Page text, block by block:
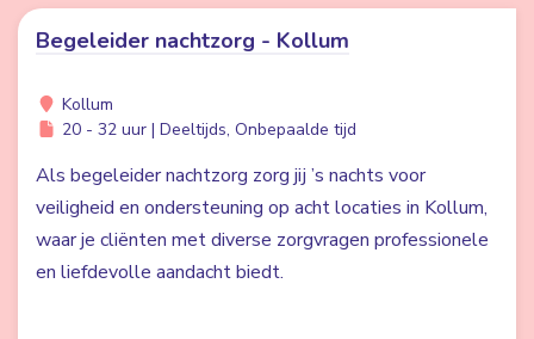
Begeleider nachtzorg - Kollum
Kollum
20 - 32 uur | Deeltijds, Onbepaalde tijd
Als begeleider nachtzorg zorg jij ’s nachts voor
veiligheid en ondersteuning op acht locaties in Kollum,
waar je cliënten met diverse zorgvragen professionele
en liefdevolle aandacht biedt.